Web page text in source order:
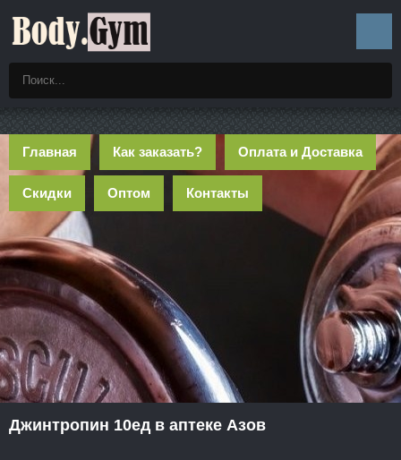
Главная Как заказать? Оплата и Доставка
Скидки Оптом Контакты
Джинтропин 10ед в аптеке Азов